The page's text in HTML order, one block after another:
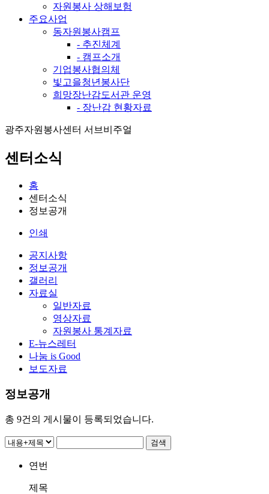
자원봉사 상해보험
주요사업
동자원봉사캠프
- 추진체계
- 캠프소개
기업봉사협의체
빛고을청년봉사단
희망장난감도서관 운영
- 장난감 현황자료
광주자원봉사센터 서브비주얼
센터소식
홈
센터소식
정보공개
인쇄
공지사항
정보공개
갤러리
자료실
일반자료
영상자료
자원봉사 통계자료
E-뉴스레터
나눔 is Good
보도자료
정보공개
총 9건의 게시물이 등록되었습니다.
연번
제목